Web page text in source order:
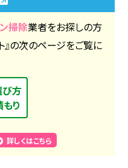
掃除業者をお探しの方
』の次のページをご覧に
方
り
詳しくはこちら